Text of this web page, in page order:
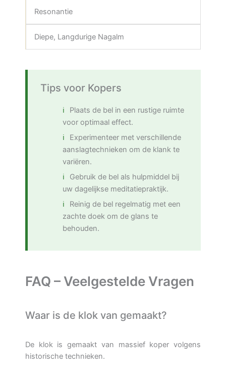
Resonantie
Diepe, Langdurige Nagalm
Tips voor Kopers
Plaats de bel in een rustige ruimte
voor optimaal effect.
Experimenteer met verschillende
aanslagtechnieken om de klank te
variëren.
Gebruik de bel als hulpmiddel bij
uw dagelijkse meditatiepraktijk.
Reinig de bel regelmatig met een
zachte doek om de glans te
behouden.
FAQ – Veelgestelde Vragen
Waar is de klok van gemaakt?
De klok is gemaakt van massief koper volgens
historische technieken.